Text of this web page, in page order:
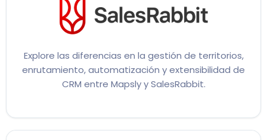
Explore las diferencias en la gestión de territorios,
enrutamiento, automatización y extensibilidad de
CRM entre Mapsly y SalesRabbit.